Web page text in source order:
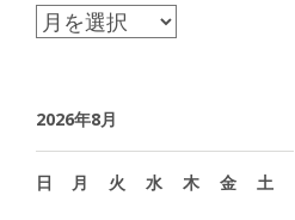
ア
イ
ブ
2026年8月
日 月 火 水 木 金 土